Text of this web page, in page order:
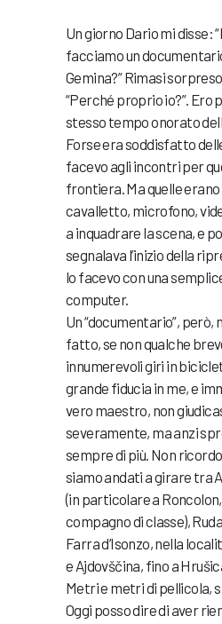
Un giorno Dario mi disse:
facciamo un
Gemina?” Rimasi
“Perché proprio io?”. Ero
stesso tempo onorato
Forse era soddisfatto
facevo agli incontri per
frontiera. Ma quelle
cavalletto, microfono,
a inquadrare la scena, e
segnalava l’inizio della
lo facevo con una
computer.
Un “documentario”, però,
fatto, se non qualche
innumerevoli giri in
grande fiducia in me, e
vero maestro, non
severamente, ma anzi
sempre di più. Non
siamo andati a girare tra
(in particolare a
compagno di classe),
Farra d’Isonzo, nella
e Ajdovščina, fino a
Metri e metri di pellicola,
Oggi posso dire di aver